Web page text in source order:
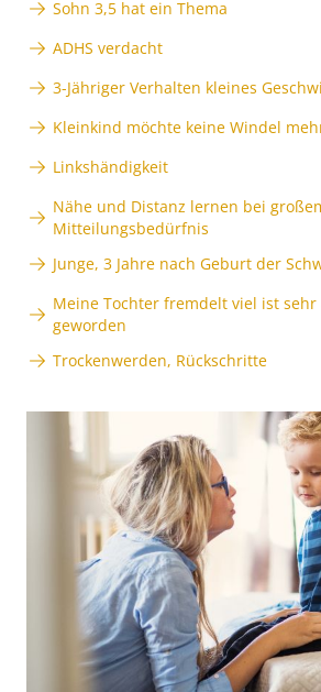
Sohn 3,5 hat ein Thema
ADHS verdacht
3-Jähriger Verhalten kleines
Kleinkind möchte keine Windel
Linkshändigkeit
Nähe und Distanz lernen bei
Mitteilungsbedürfnis
Junge, 3 Jahre nach Geburt der
Meine Tochter fremdelt viel ist
geworden
Trockenwerden, Rückschritte